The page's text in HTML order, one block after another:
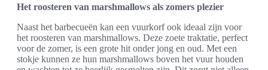
Het roosteren van marshmallows als zomers plezier
Naast het barbecueën kan een vuurkorf ook ideaal zijn voor
het roosteren van marshmallows. Deze zoete traktatie, perfect
voor de zomer, is een grote hit onder jong en oud. Met een
stokje kunnen ze hun marshmallows boven het vuur houden